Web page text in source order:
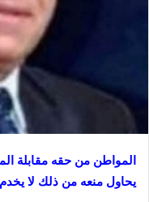
المواطن من حقه مقابلة
يحاول منعه من ذلك لا